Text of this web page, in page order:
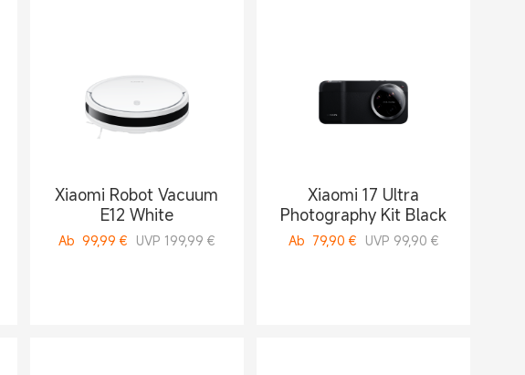
Xiaomi Robot Vacuum
E12 White
Ab 99,99 € UVP 199,99 €
Xiaomi 17 Ultra
Photography Kit Black
Ab 79,90 € UVP 99,90 €